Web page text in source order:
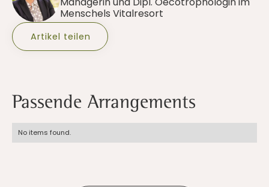
Menschels Vitalresort
Artikel teilen
Passende Arrangements
No items found.